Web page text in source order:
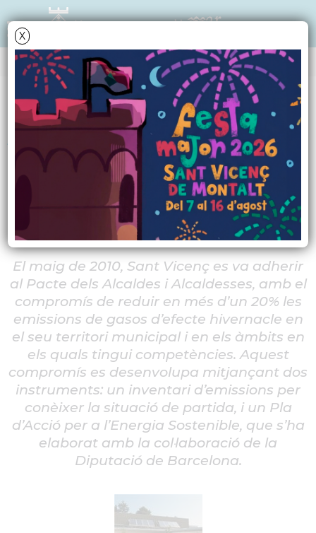
X
NOTÍCIES - ACTUALITAT
Aposta decidida per
l'estalvi i l'eficiència
energética
El maig de 2010, Sant Vicenç es va adherir
al Pacte dels Alcaldes i Alcaldesses, amb el
compromís de reduir en més d’un 20% les
emissions de gasos d’efecte hivernacle en
el seu territori municipal i en els àmbits en
els quals tingui competències. Aquest
compromís es desenvolupa mitjançant dos
instruments: un inventari d’emissions per
conèixer la situació de partida, i un Pla
d’Acció per a l’Energia Sostenible, que s’ha
elaborat amb la col·laboració de la
Diputació de Barcelona.